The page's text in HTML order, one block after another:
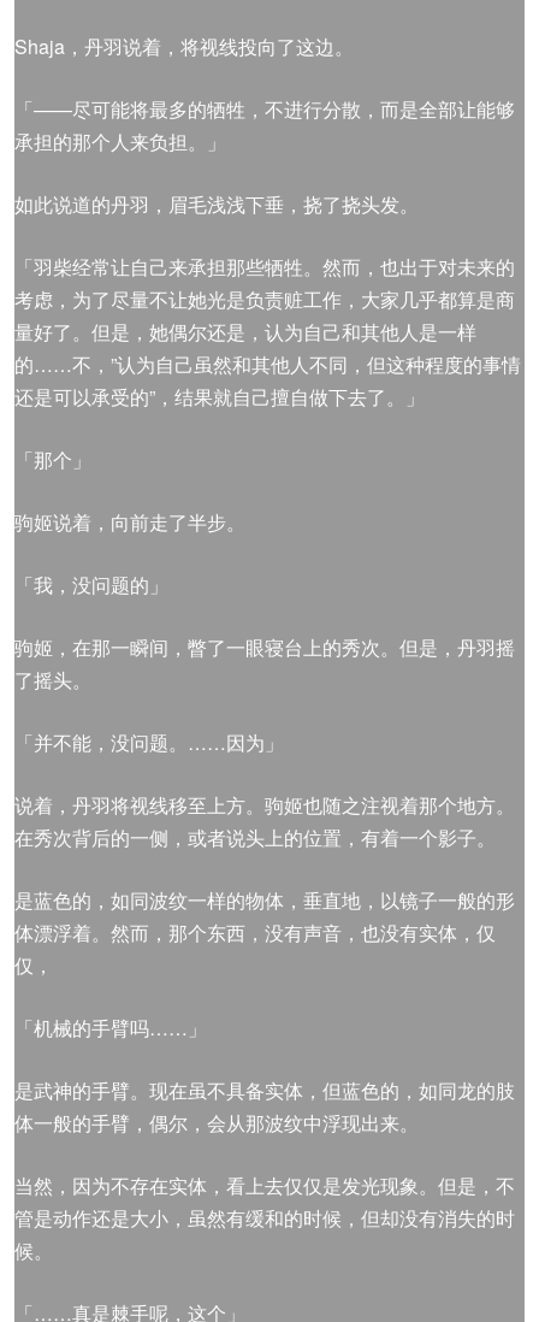
Shaja，丹羽说着，将视线投向了这边。
「——尽可能将最多的牺牲，不进行分散，而是全部让能够
承担的那个人来负担。」
如此说道的丹羽，眉毛浅浅下垂，挠了挠头发。
「羽柴经常让自己来承担那些牺牲。然而，也出于对未来的
考虑，为了尽量不让她光是负责赃工作，大家几乎都算是商
量好了。但是，她偶尔还是，认为自己和其他人是一样
的……不，”认为自己虽然和其他人不同，但这种程度的事情
还是可以承受的”，结果就自己擅自做下去了。」
「那个」
驹姬说着，向前走了半步。
「我，没问题的」
驹姬，在那一瞬间，瞥了一眼寝台上的秀次。但是，丹羽摇
了摇头。
「并不能，没问题。……因为」
说着，丹羽将视线移至上方。驹姬也随之注视着那个地方。
在秀次背后的一侧，或者说头上的位置，有着一个影子。
是蓝色的，如同波纹一样的物体，垂直地，以镜子一般的形
体漂浮着。然而，那个东西，没有声音，也没有实体，仅
仅，
「机械的手臂吗……」
是武神的手臂。现在虽不具备实体，但蓝色的，如同龙的肢
体一般的手臂，偶尔，会从那波纹中浮现出来。
当然，因为不存在实体，看上去仅仅是发光现象。但是，不
管是动作还是大小，虽然有缓和的时候，但却没有消失的时
候。
「……真是棘手呢，这个」